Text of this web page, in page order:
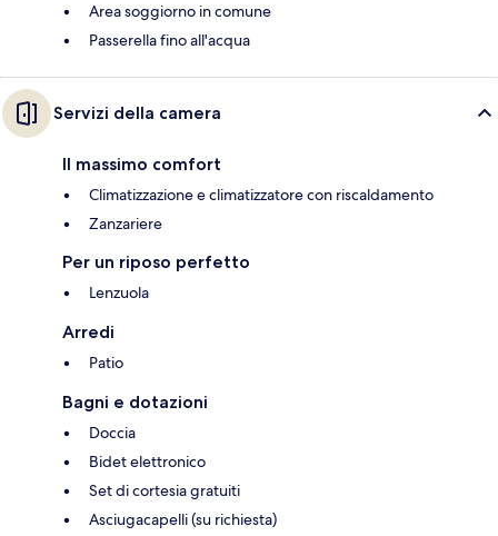
Area soggiorno in comune
Passerella fino all'acqua
Servizi della camera
Il massimo comfort
Climatizzazione e climatizzatore con riscaldamento
Zanzariere
Per un riposo perfetto
Lenzuola
Arredi
Patio
Bagni e dotazioni
Doccia
Bidet elettronico
Set di cortesia gratuiti
Asciugacapelli (su richiesta)